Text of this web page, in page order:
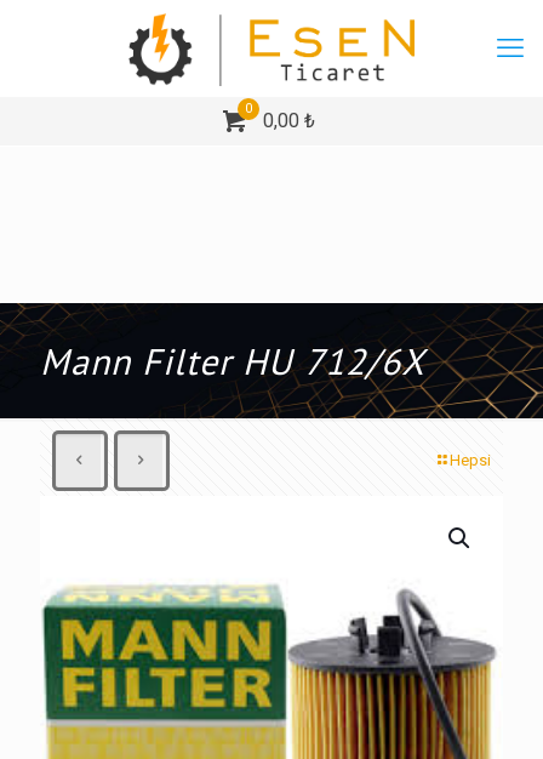
0
0,00 ₺
Mann Filter HU 712/6X
Hepsi